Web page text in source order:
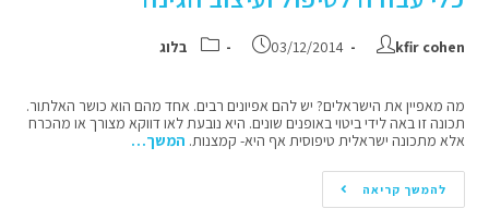
kfir cohen
03/12/2014 בלוג
מה מאפיין את הישראלים? יש להם אפיונים רבים. אחד מהם הוא כושר האלתור.
תכונה זו באה לידי ביטוי באופנים שונים. היא נובעת לאו דווקא מצורך או מהכרח
אלא מתכונה ישראלית טיפוסית אף היא- קמצנות. המשך…
להמשך קריאה